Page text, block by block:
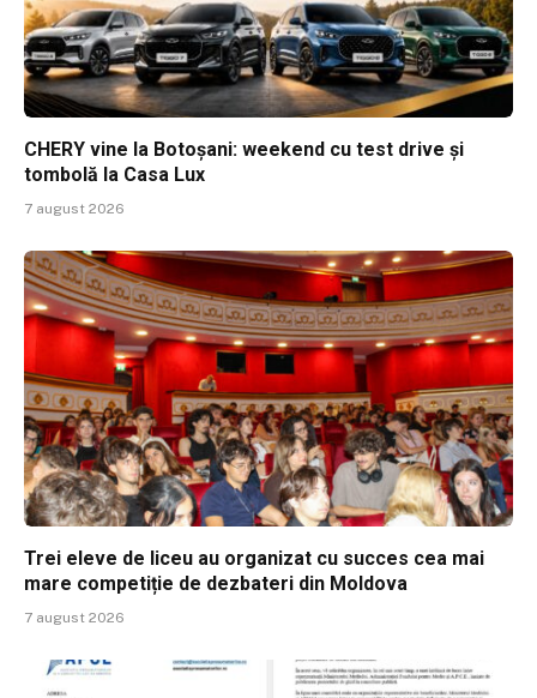
CHERY vine la Botoșani: weekend cu test drive și
tombolă la Casa Lux
7 august 2026
Trei eleve de liceu au organizat cu succes cea mai
mare competiție de dezbateri din Moldova
7 august 2026